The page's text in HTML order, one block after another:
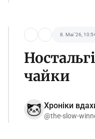
8. Mai '26,
чайки
Хроніки
@the-slow-